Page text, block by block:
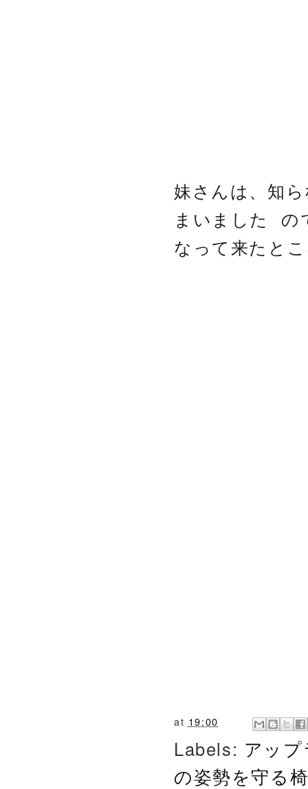
妹さんは、知
まいました
😢の
なって来たと
at 19:00
Labels: アッ
の姿勢を守る